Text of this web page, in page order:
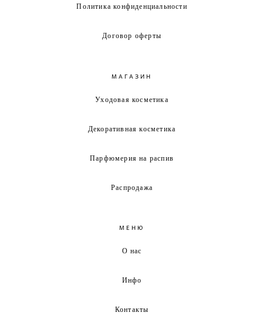
Политика конфиденциальности
Договор оферты
МАГАЗИН
Уходовая косметика
Декоративная косметика
Парфюмерия на распив
Распродажа
МЕНЮ
О нас
Инфо
Контакты